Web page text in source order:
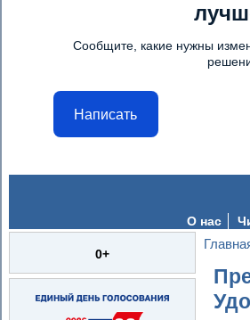
Сообщите, какие нужны
Написать
О нас
0+ Вы